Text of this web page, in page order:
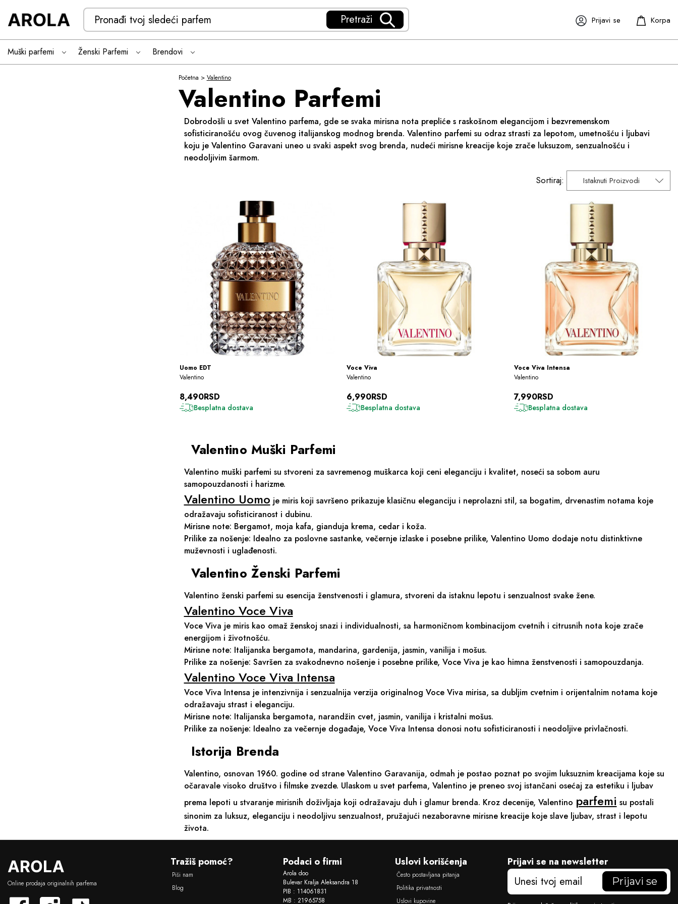
Search
Keyword:
Pretraži Prijavi se
Muški parfemi Ženski Parfemi Brendovi
Valentino
Valentino Parfemi
Dobrodošli u svet Valentino parfema, gde se svaka mirisna nota prepliće s raskošnom elegancijom i bezvremenskom
sofisticiranošću ovog čuvenog italijanskog modnog brenda. Valentino parfemi su odraz strasti za lepotom, umetnošću i ljubavi
koju je Valentino Garavani uneo u svaki aspekt svog brenda, nudeći mirisne kreacije koje zrače luksuzom, senzualnošću i
neodoljivim šarmom.
Sortiraj: Istaknuti Proizvodi
Uomo EDT
Valentino
8,490RSD
Besplatna dostava
Voce Viva
Valentino
6,990RSD
Besplatna dostava
Voce Viva Intensa
Valentino
7,990RSD
Besplatna dostava
Valentino Muški Parfemi
Valentino muški parfemi su stvoreni za savremenog muškarca koji ceni eleganciju i kvalitet, noseći sa sobom auru
samopouzdanosti i harizme.
Valentino Uomo je miris koji savršeno prikazuje klasičnu eleganciju i neprolazni stil, sa bogatim, drvenastim notama koje
odražavaju sofisticiranost i dubinu.
Mirisne note: Bergamot, moja kafa, gianduja krema, cedar i koža.
Prilike za nošenje: Idealno za poslovne sastanke, večernje izlaske i posebne prilike, Valentino Uomo dodaje notu distinktivne
muževnosti i uglađenosti.
Valentino Ženski Parfemi
Valentino ženski parfemi su esencija ženstvenosti i glamura, stvoreni da istaknu lepotu i senzualnost svake žene.
Valentino Voce Viva
Voce Viva je miris kao omaž ženskoj snazi i individualnosti, sa harmoničnom kombinacijom cvetnih i citrusnih nota koje zrače
energijom i životnošću.
Mirisne note: Italijanska bergamota, mandarina, gardenija, jasmin, vanilija i mošus.
Prilike za nošenje: Savršen za svakodnevno nošenje i posebne prilike, Voce Viva je kao himna ženstvenosti i samopouzdanja.
Valentino Voce Viva Intensa
Voce Viva Intensa je intenzivnija i senzualnija verzija originalnog Voce Viva mirisa, sa dubljim cvetnim i orijentalnim notama koje
odražavaju strast i eleganciju.
Mirisne note: Italijanska bergamota, narandžin cvet, jasmin, vanilija i kristalni mošus.
Prilike za nošenje: Idealno za večernje događaje, Voce Viva Intensa donosi notu sofisticiranosti i neodoljive privlačnosti.
Istorija Brenda
Valentino, osnovan 1960. godine od strane Valentino Garavanija, odmah je postao poznat po svojim luksuznim kreacijama koje su
očaravale visoko društvo i filmske zvezde. Ulaskom u svet parfema, Valentino je preneo svoj istančani osećaj za estetiku i ljubav
prema lepoti u stvaranje mirisnih doživljaja koji odražavaju duh i glamur brenda. Kroz decenije, Valentino parfemi su postali
sinonim za luksuz, eleganciju i neodoljivu senzualnost, pružajući nezaboravne mirisne kreacije koje slave ljubav, strast i lepotu
života.
L
o
g
Online prodaja originalnih parfema
Tražiš pomoć?
Piši nam
Blog
Podaci o firmi
Arola doo
Bulevar Kralja Aleksandra 18
PIB : 114061831
MB : 21965758
Uslovi korišćenja
Često postavljana pitanja
Politika privatnosti
Uslovi kupovine
Prijavi se na newsletter
E
a